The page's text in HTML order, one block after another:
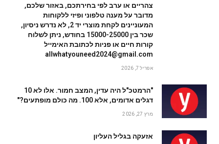
צהריים או ערב לפי בחירתכם, באזור שלכם,
מדובר על מענה טלפוני ופיזי ללקוחות
המעוניינים לקחת מוצרי יד 2, לא נדרש ניסיון,
שכר בין 15000-25000 בחודש, ניתן לשלוח
קורות חיים או פניות לכתובת האימייל
allwhatyouneed2024@gmail.com
אפריל 7, 2026
"הרמטכ"ל היה עדין, המצב חמור. אלו לא 10
דגלים אדומים, אלא 100. מה כולם מופתעים?"
מרץ 27, 2026
אזעקה בגליל העליון